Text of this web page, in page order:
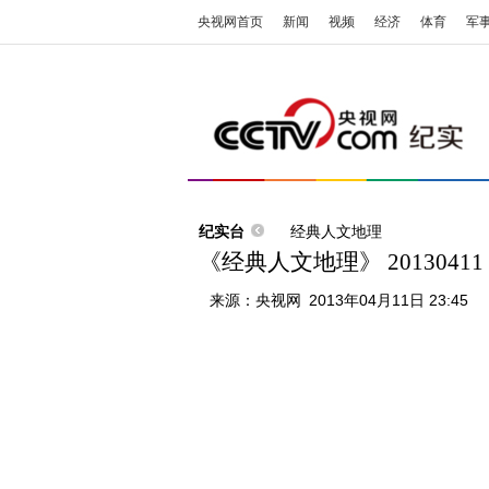
央视网首页 新闻 视频 经济 体育 军
纪实台 经典人文地理
《经典人文地理》
来源： 央视网 2013年04月11日 23:45